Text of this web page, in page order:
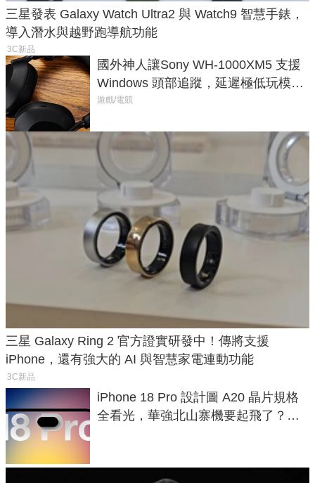
三星發表 Galaxy Watch Ultra2 與 Watch9 智慧手錶，
導入潛水與越野跑導航功能
3C新品
國外神人讓Sony WH-1000XM5 支援
Windows 頭部追蹤，延遲極低玩模擬
飛行超有感
遊戲/電競
三星 Galaxy Ring 2 官方證實研發中！傳將支援
iPhone，還有強大的 AI 與智慧家電連動功能
3C新品
iPhone 18 Pro 設計圖 A20 晶片規格
全看光，華強北山寨機要起飛了？專